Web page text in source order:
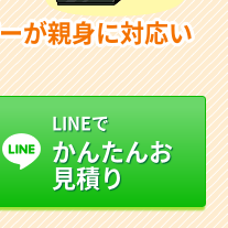
が親身に対応い
LINEで
かんたんお
見積り